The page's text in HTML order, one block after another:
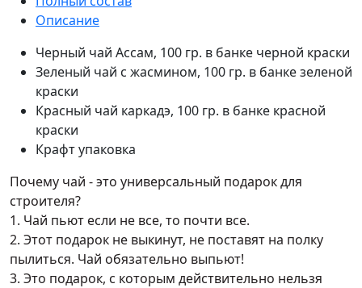
Описание
Черный чай Ассам, 100 гр. в банке черной краски
Зеленый чай с жасмином, 100 гр. в банке зеленой
краски
Красный чай каркадэ, 100 гр. в банке красной
краски
Крафт упаковка
Почему чай - это универсальный подарок для
строителя?
1. Чай пьют если не все, то почти все.
2. Этот подарок не выкинут, не поставят на полку
пылиться. Чай обязательно выпьют!
3. Это подарок, с которым действительно нельзя